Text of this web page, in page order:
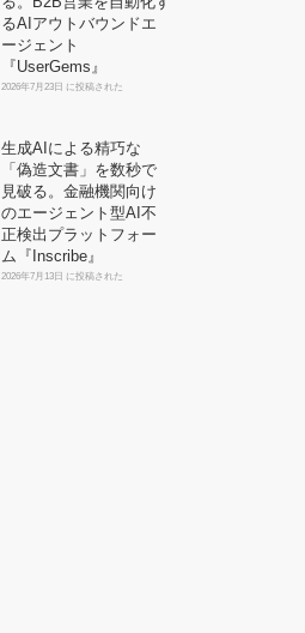
るAIアウトバウンドエ
ージェント
『UserGems』
2026年7月23日 に投稿された
生成AIによる精巧な
「偽造文書」を数秒で
見破る。金融機関向け
のエージェント型AI不
正検出プラットフォー
ム『Inscribe』
2026年7月13日 に投稿された